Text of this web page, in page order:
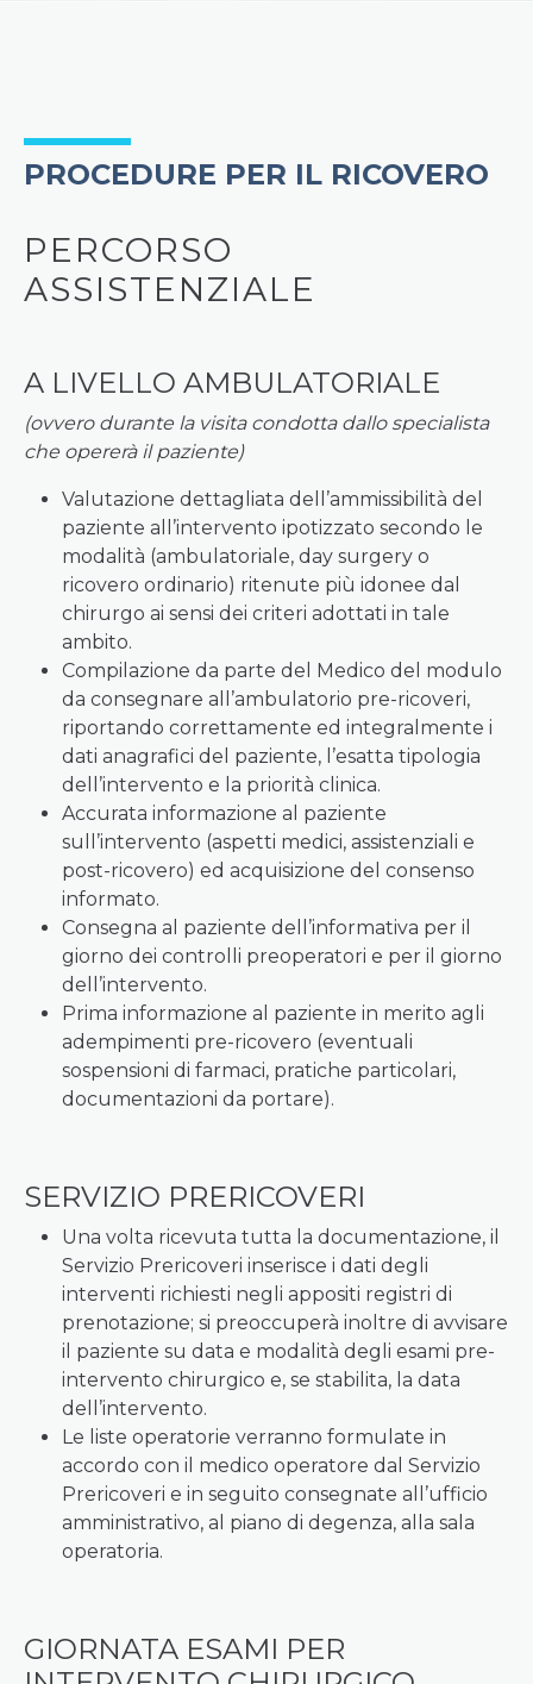
PROCEDURE PER IL RICOVERO
PERCORSO
ASSISTENZIALE
A LIVELLO AMBULATORIALE
(ovvero durante la visita condotta dallo specialista
che opererà il paziente)
Valutazione dettagliata dell’ammissibilità del
paziente all’intervento ipotizzato secondo le
modalità (ambulatoriale, day surgery o
ricovero ordinario) ritenute più idonee dal
chirurgo ai sensi dei criteri adottati in tale
ambito.
Compilazione da parte del Medico del modulo
da consegnare all’ambulatorio pre-ricoveri,
riportando correttamente ed integralmente i
dati anagrafici del paziente, l’esatta tipologia
dell’intervento e la priorità clinica.
Accurata informazione al paziente
sull’intervento (aspetti medici, assistenziali e
post-ricovero) ed acquisizione del consenso
informato.
Consegna al paziente dell’informativa per il
giorno dei controlli preoperatori e per il giorno
dell’intervento.
Prima informazione al paziente in merito agli
adempimenti pre-ricovero (eventuali
sospensioni di farmaci, pratiche particolari,
documentazioni da portare).
SERVIZIO PRERICOVERI
Una volta ricevuta tutta la documentazione, il
Servizio Prericoveri inserisce i dati degli
interventi richiesti negli appositi registri di
prenotazione; si preoccuperà inoltre di avvisare
il paziente su data e modalità degli esami pre-
intervento chirurgico e, se stabilita, la data
dell’intervento.
Le liste operatorie verranno formulate in
accordo con il medico operatore dal Servizio
Prericoveri e in seguito consegnate all’ufficio
amministrativo, al piano di degenza, alla sala
operatoria.
GIORNATA ESAMI PER